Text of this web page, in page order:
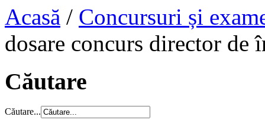
Acasă / Concursuri și
dosare concurs director de
Căutare
Căutare...